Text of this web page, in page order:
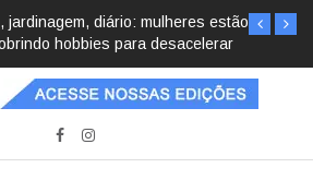
jardinagem, diário: mulheres estão
hobbies para desacelerar